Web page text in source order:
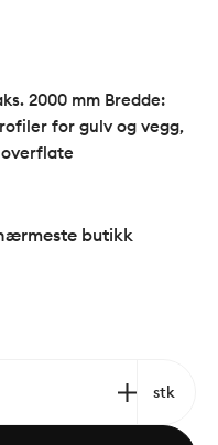
2000 mm Bredde:
for gulv og vegg,
butikk
stk